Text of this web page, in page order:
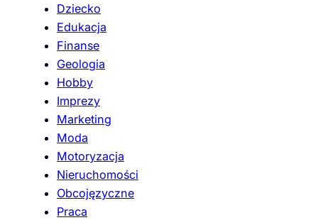
Dziecko
Edukacja
Finanse
Geologia
Hobby
Imprezy
Marketing
Moda
Motoryzacja
Nieruchomości
Obcojęzyczne
Praca